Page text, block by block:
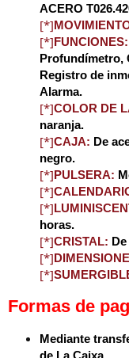
ACERO
[*]
[*]FUNCIONES:
Profundímetro,
Registro de
Alarma.
[*]COLOR DE
naranja.
[*]CAJA: De
negro.
[*]PULSERA:
[*]
[*]
horas.
[*]CRISTAL:
[*]
[*]
Formas de
Mediante
de La Caixa